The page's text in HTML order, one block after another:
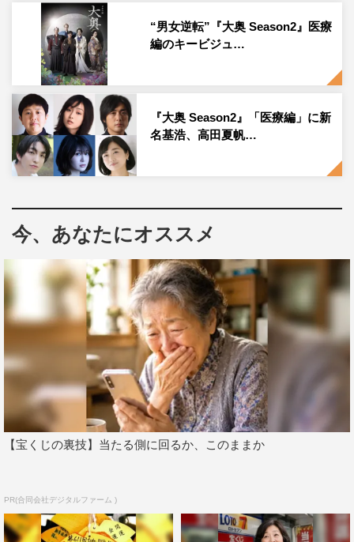
失脚後は大老に就任する井伊直弼役を津田健次郎が演じ
髙嶋政伸 コメント
“男女逆転”『大奥 Season2』医療
編のキービジュ…
『大奥 Season2』「医療編」に新
名基浩、高田夏帆…
今、あなたにオススメ
【宝くじの裏技】当たる側に回るか、このままか
PR(合同会社デジタルファーム )